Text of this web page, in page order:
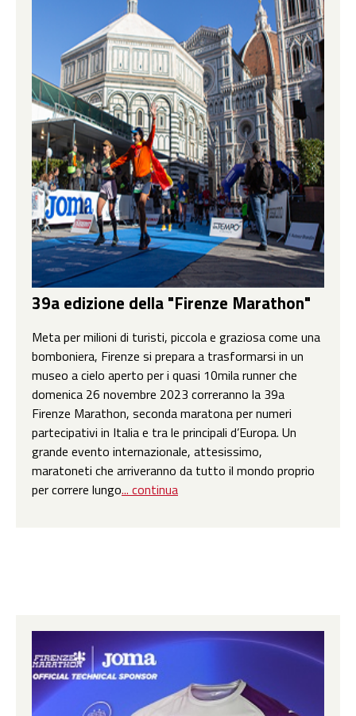
39a edizione della "Firenze Marathon"
Meta per milioni di turisti, piccola e graziosa come una
bomboniera, Firenze si prepara a trasformarsi in un
museo a cielo aperto per i quasi 10mila runner che
domenica 26 novembre 2023 correranno la 39a
Firenze Marathon, seconda maratona per numeri
partecipativi in Italia e tra le principali d’Europa. Un
grande evento internazionale, attesissimo,
maratoneti che arriveranno da tutto il mondo proprio
per correre lungo... continua